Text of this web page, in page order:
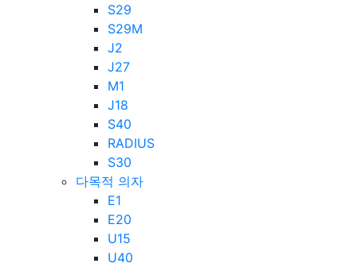
S29
S29M
J2
J27
M1
J18
S40
RADIUS
S30
다목적 의자
E1
E20
U15
U40